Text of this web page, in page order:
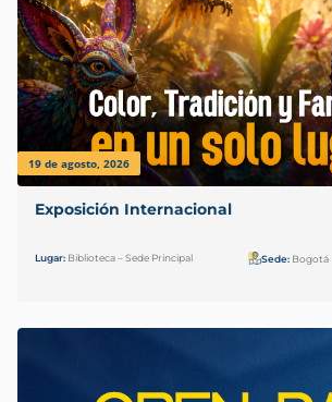
19 de agosto, 2026
Exposición Internacional
Lugar: Biblioteca – Sede Principal Sede:Bogotá